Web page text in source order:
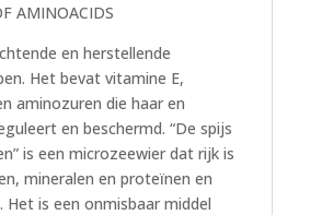
AMINOACIDS
en herstellende
Het bevat vitamine E,
aminozuren die haar en
en beschermd. “De spijs
is een microzeewier dat rijk is
mineralen en proteïnen en
Het is een onmisbaar middel